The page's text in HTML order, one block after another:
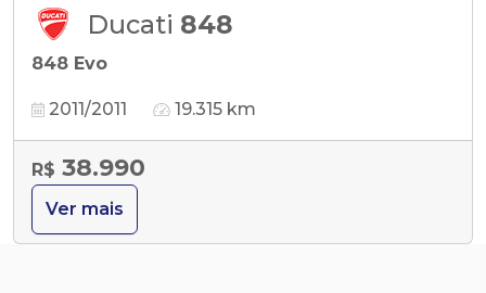
Ducati 848
848 Evo
2011/2011 19.315 km
R$ 38.990
Ver mais